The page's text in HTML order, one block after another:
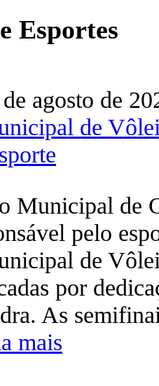
Esportes
agosto de
de
Municipal de
pelo
de
por
As
mais